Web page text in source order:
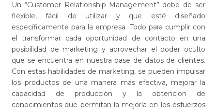
Un “Customer Relationship Management” debe de ser
flexible, fácil de utilizar y que esté diseñado
específicamente para la empresa. Todo para cumplir con
el transformar cada oportunidad de contacto en una
posibilidad de marketing y aprovechar el poder oculto
que se encuentra en nuestra base de datos de clientes.
Con estas habilidades de marketing, se pueden impulsar
los productos de una manera más efectiva, mejorar la
capacidad de producción y la obtención de
conocimientos que permitan la mejoría en los esfuerzos